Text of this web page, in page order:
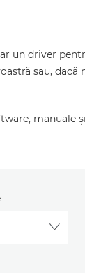
un driver
sau,
manuale